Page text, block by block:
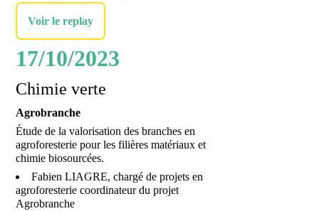
Voir le replay
17/10/2023
Chimie verte
Agrobranche
Étude de la valorisation des branches en
agroforesterie pour les filières matériaux et
chimie biosourcées.
Fabien LIAGRE, chargé de projets en
agroforesterie coordinateur du projet
Agrobranche